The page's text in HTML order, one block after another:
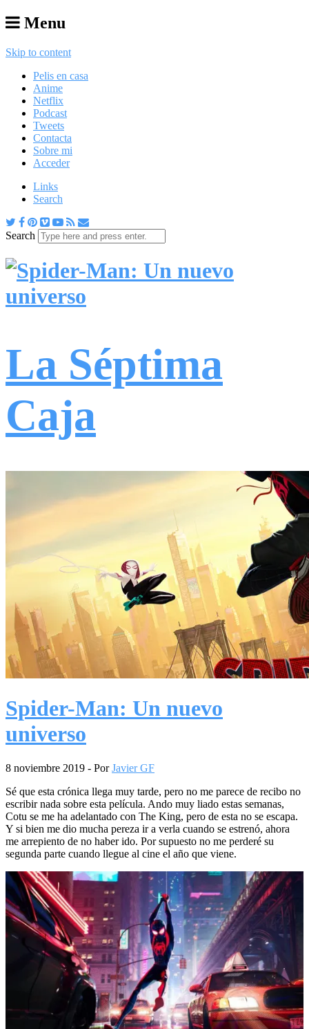
Menu
Skip to content
Pelis en casa
Anime
Netflix
Podcast
Tweets
Contacta
Sobre mi
Acceder
Links
Search
Search
La Séptima
Caja
Spider-Man: Un nuevo
universo
8 noviembre 2019 - PorJavier GF
Sé que esta crónica llega muy tarde, pero no me parece de recibo no
escribir nada sobre esta película. Ando muy liado estas semanas,
Cotu se me ha adelantado con The King, pero de esta no se escapa.
Y si bien me dio mucha pereza ir a verla cuando se estrenó, ahora
me arrepiento de no haber ido. Por supuesto no me perderé su
segunda parte cuando llegue al cine el año que viene.